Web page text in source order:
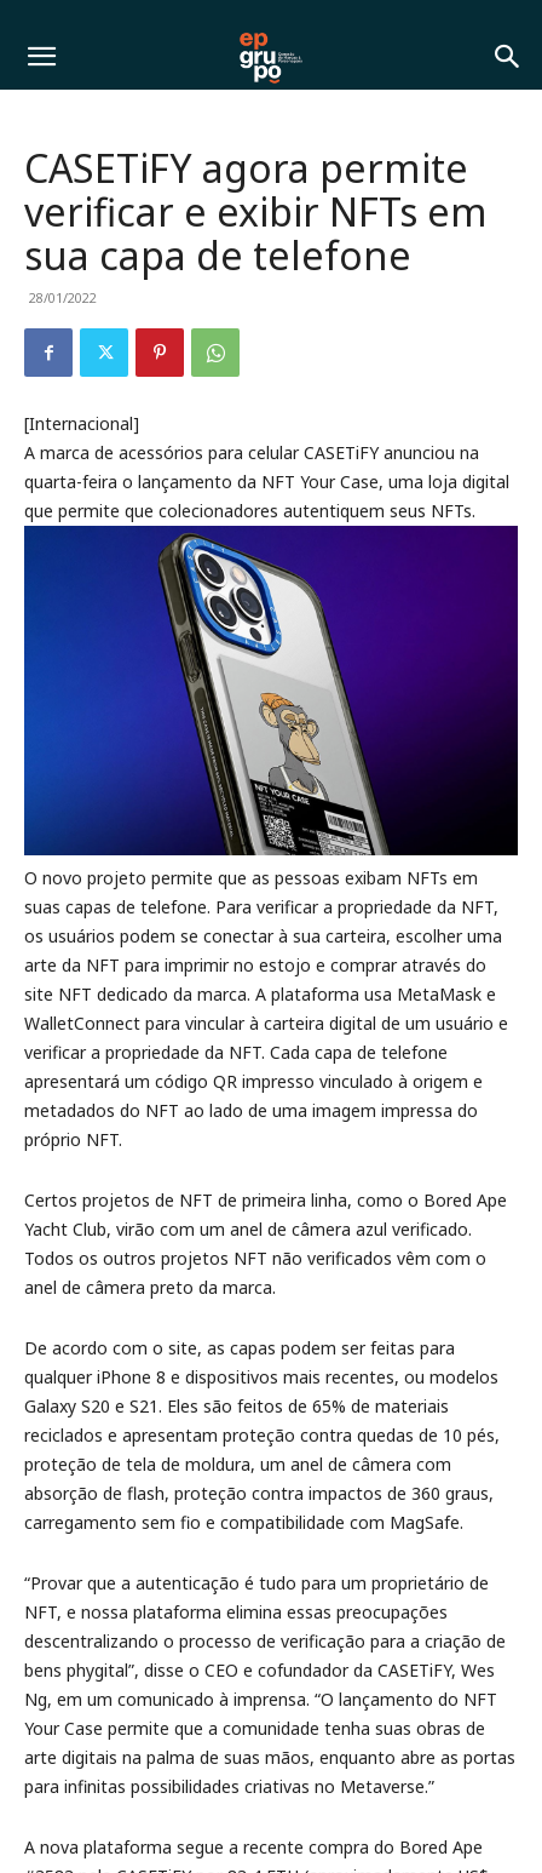
CASETiFY agora permite
verificar e exibir NFTs em
sua capa de telefone
28/01/2022
[Internacional]
A marca de acessórios para celular CASETiFY anunciou na
quarta-feira o lançamento da NFT Your Case, uma loja digital
que permite que colecionadores autentiquem seus NFTs.
O novo projeto permite que as pessoas exibam NFTs em
suas capas de telefone. Para verificar a propriedade da NFT,
os usuários podem se conectar à sua carteira, escolher uma
arte da NFT para imprimir no estojo e comprar através do
site NFT dedicado da marca. A plataforma usa MetaMask e
WalletConnect para vincular à carteira digital de um usuário e
verificar a propriedade da NFT. Cada capa de telefone
apresentará um código QR impresso vinculado à origem e
metadados do NFT ao lado de uma imagem impressa do
próprio NFT.
Certos projetos de NFT de primeira linha, como o Bored Ape
Yacht Club, virão com um anel de câmera azul verificado.
Todos os outros projetos NFT não verificados vêm com o
anel de câmera preto da marca.
De acordo com o site, as capas podem ser feitas para
qualquer iPhone 8 e dispositivos mais recentes, ou modelos
Galaxy S20 e S21. Eles são feitos de 65% de materiais
reciclados e apresentam proteção contra quedas de 10 pés,
proteção de tela de moldura, um anel de câmera com
absorção de flash, proteção contra impactos de 360 graus,
carregamento sem fio e compatibilidade com MagSafe.
“Provar que a autenticação é tudo para um proprietário de
NFT, e nossa plataforma elimina essas preocupações
descentralizando o processo de verificação para a criação de
bens phygital”, disse o CEO e cofundador da CASETiFY, Wes
Ng, em um comunicado à imprensa. “O lançamento do NFT
Your Case permite que a comunidade tenha suas obras de
arte digitais na palma de suas mãos, enquanto abre as portas
para infinitas possibilidades criativas no Metaverse.”
A nova plataforma segue a recente compra do Bored Ape